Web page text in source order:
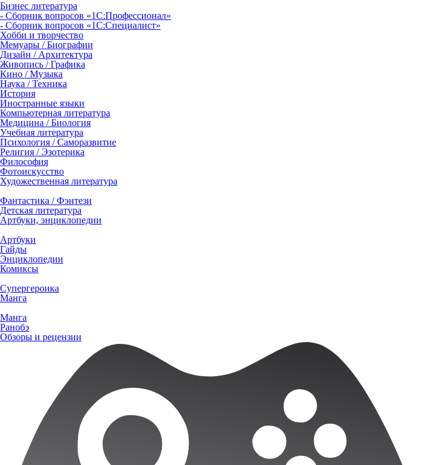
Бизнес литература
- Сборник вопросов «1С:Профессионал»
- Сборник вопросов «1С:Специалист»
Хобби и творчество
Мемуары / Биографии
Дизайн / Архитектура
Живопись / Графика
Кино / Музыка
Наука / Техника
История
Иностранные языки
Компьютерная литература
Медицина / Биология
Учебная литература
Психология / Саморазвитие
Религия / Эзотерика
Философия
Фотоискусство
Художественная литература
Фантастика / Фэнтези
Детская литература
Артбуки, энциклопедии
Артбуки
Гайды
Энциклопедии
Комиксы
Супергероика
Манга
Манга
Ранобэ
Обзоры и рецензии